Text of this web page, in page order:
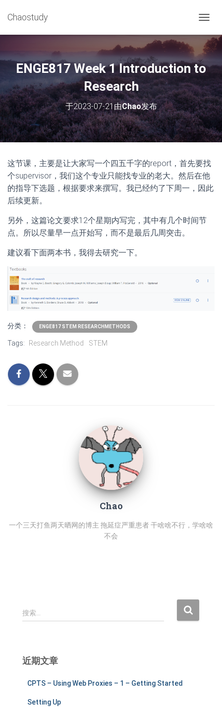
Chaostudy
换
导
航
ENGE817 Week 1 Introduction to
Research
于2023-07-21由Chao发布
这节课，主要是让大家写一个四五千字的report，首先要找
个supervisor，我们这个专业只能找专业的老大。然后在他
的指导下选题，根据要求来撰写。我已经约了下周一，因此
后续更新。
另外，这篇论文要求12个星期内写完，其中有几个时间节
点。所以尽量早一点开始写，而不是最后几周突击。
建议看下面两本书，我得去研究一下。
分类： ENGE817 STEM RESEARCHMETHODS
Tags: Research Method STEM
Chao
一个三天打鱼两天晒网的博主 拖延症严重患者 干啥啥不行，学啥啥
不会
搜
索
搜索…
近期文章
CPTS – Using Web Proxies – 1 – Getting Started
Setting Up